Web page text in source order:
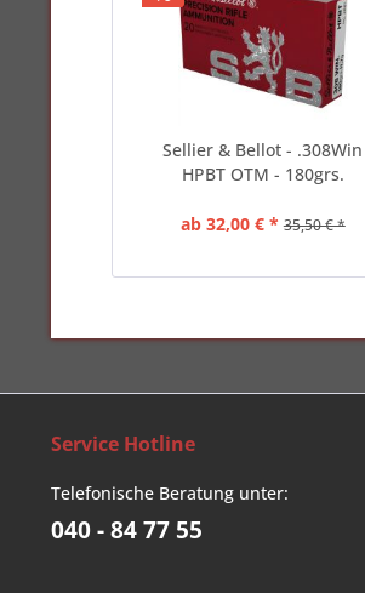
Sellier & Bellot - .308Win
HPBT OTM - 180grs.
ab 32,00 € * 35,50 € *
Service Hotline
Telefonische Beratung unter:
040 - 84 77 55